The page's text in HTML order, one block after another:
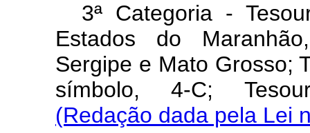
3ª Categoria -
Estados do
Sergipe e Mato Grosso;
símbolo, 4-C;
(Redação dada pela Lei